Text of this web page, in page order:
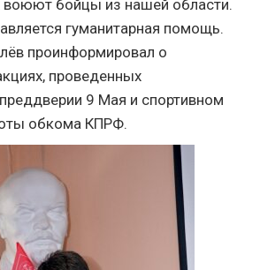
воюют бойцы из нашей области.
гуманитарная помощь.
проинформировал о
проведенных
9 Мая и спортивном
обкома КПРФ.